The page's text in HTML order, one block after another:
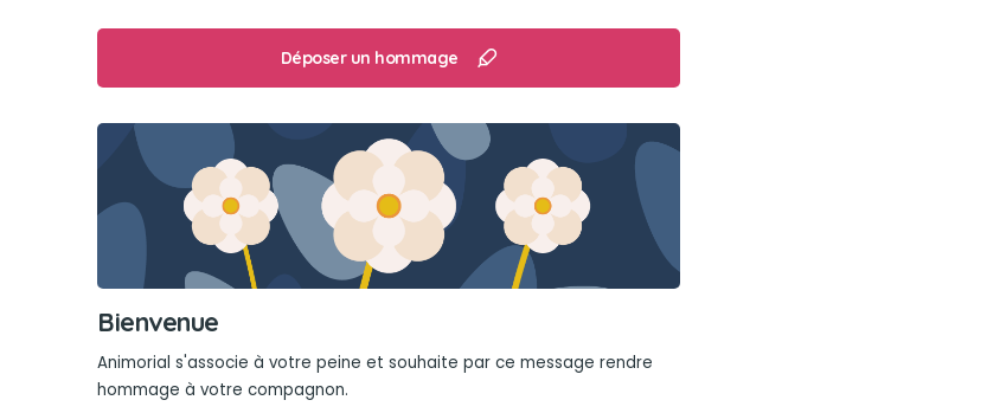
Déposer un hommage
Bienvenue
Animorial s'associe à votre peine et souhaite par ce message rendre
hommage à votre compagnon.